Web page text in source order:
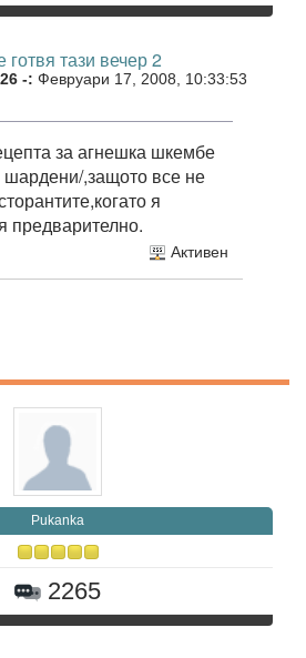
тази вечер 2
-: Февруари 17, 2008, 10:33:53
за агнешка шкембе
шардени/,защото все не
я
предварително.
Активен
Pukanka
2265